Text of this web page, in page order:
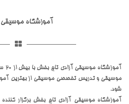
آموزشگاه موسیقی
موسیقی و تدریس تخصصی موسیقی از بهترین
شود.
آموزشگاه موسیقی آزادی تاج بخش برگزار